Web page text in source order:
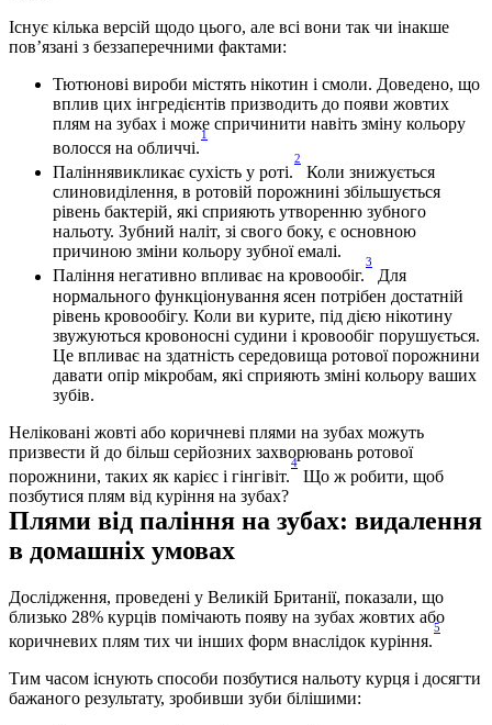
Існує кілька версій щодо цього, але всі вони так чи інакше
пов’язані з беззаперечними фактами:
Тютюнові вироби містять нікотин і смоли. Доведено, що
вплив цих інгредієнтів призводить до появи жовтих
плям на зубах і може спричинити навіть зміну кольору
волосся на обличчі.
1
Паліннявикликає сухість у роті.
2
Коли знижується
слиновиділення, в ротовій порожнині збільшується
рівень бактерій, які сприяють утворенню зубного
нальоту. Зубний наліт, зі свого боку, є основною
причиною зміни кольору зубної емалі.
Паління негативно впливає на кровообіг.
3
Для
нормального функціонування ясен потрібен достатній
рівень кровообігу. Коли ви курите, під дією нікотину
звужуються кровоносні судини і кровообіг порушується.
Це впливає на здатність середовища ротової порожнини
давати опір мікробам, які сприяють зміні кольору ваших
зубів.
Неліковані жовті або коричневі плями на зубах можуть
призвести й до більш серйозних захворювань ротової
порожнини, таких як карієс і гінгівіт.
4
Що ж робити, щоб
позбутися плям від куріння на зубах?
Плями від паління на зубах: видалення
в домашніх умовах
Дослідження, проведені у Великій Британії, показали, що
близько 28% курців помічають появу на зубах жовтих або
коричневих плям тих чи інших форм внаслідок куріння.
5
Тим часом існують способи позбутися нальоту курця і досягти
бажаного результату, зробивши зуби білішими: